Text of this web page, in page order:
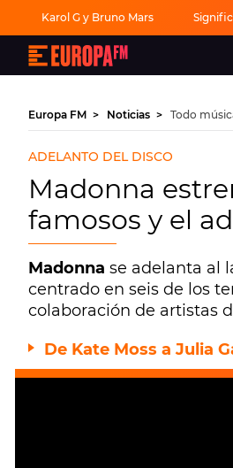
Karol G y Bruno Mars
Europa
FM
-
mejor
música,
virales,
celebrities
y
estilo
de
vida
|
FM
Europa FM Noticias Todo
ADELANTO DEL DISCO
Madonna
famosos y el
Madonna se adelanta al
centrado en seis de los
colaboración de artistas
De Kate Moss a Julia